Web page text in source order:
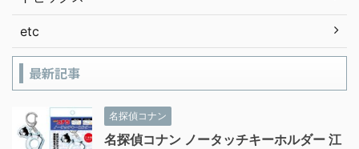
etc
最新記事
名探偵コナン
名探偵コナン ノータッチキーホルダー 江